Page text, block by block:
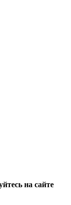
на сайте